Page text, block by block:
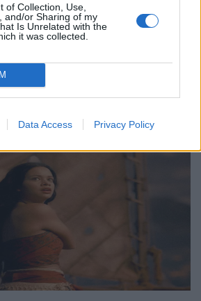
of Collection, Use,
and/or Sharing of my
Is Unrelated with the
it was collected.
Data Access Privacy Policy
τα 90ά του γενέθλια στις 31
πολυετή, διεθνή σειρά εκδηλώσεων
παγκόσμια πρεμιέρα της "Συμφωνίας